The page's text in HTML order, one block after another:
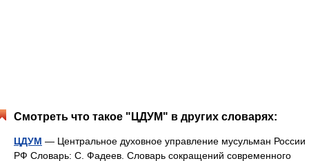
Смотреть что такое "ЦДУМ" в других словарях:
ЦДУМ — Центральное духовное управление мусульман России
РФ Словарь: С. Фадеев. Словарь сокращений современного